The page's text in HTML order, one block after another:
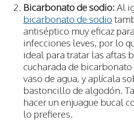
Bicarbonato de sodio: Al
bicarbonato de sodio
antiséptico muy eficaz
infecciones leves, por lo
ideal para tratar las aftas
cucharada de
vaso de agua, y aplícala
bastoncillo de algodón.
hacer un enjuague bucal
lo prefieres.